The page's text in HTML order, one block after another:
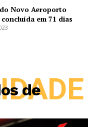
Novo Aeroporto
em 71 dias
de